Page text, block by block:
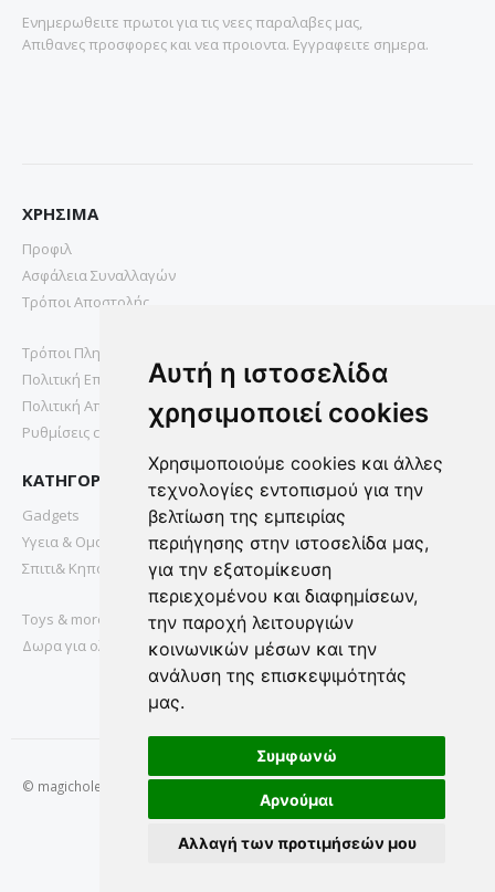
Αυτή η ιστοσελίδα
χρησιμοποιεί cookies
Χρησιμοποιούμε cookies και άλλες
τεχνολογίες εντοπισμού για την
βελτίωση της εμπειρίας
περιήγησης στην ιστοσελίδα μας,
για την εξατομίκευση
περιεχομένου και διαφημίσεων,
την παροχή λειτουργιών
κοινωνικών μέσων και την
ανάλυση της επισκεψιμότητάς
μας.
Συμφωνώ
Αρνούμαι
Αλλαγή των προτιμήσεών μου
Ενημερωθειτε πρωτοι για τις νεες παραλαβες μας,
Απιθανες προσφορες και νεα προιοντα. Εγγραφειτε σημερα.
ΧΡΗΣΙΜΑ
Προφιλ
Ασφάλεια Συναλλαγών
Τρόποι Αποστολής
Τρόποι Πληρωμής
Πολιτική Επιστροφών
Πολιτική Απορρήτου
Ρυθμίσεις cookies
ΚΑΤΗΓΟΡΙΕΣ
Gadgets
Υγεια & Ομορφια
Σπιτι& Κηπος
Toys & more
Δωρα για ολους
© magichole.gr 2022. All Rights Reserved.